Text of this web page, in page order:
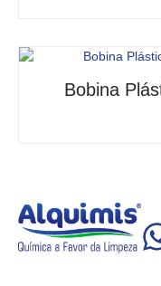
Bobina